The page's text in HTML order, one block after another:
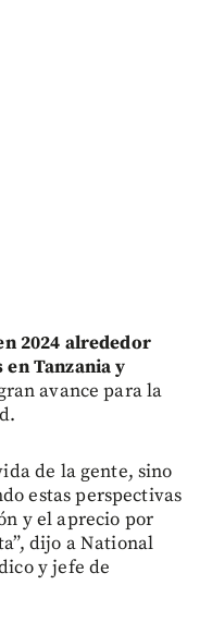
2024 alrededor
Tanzania y
avance para la
de la gente, sino
estas perspectivas
y el aprecio por
dijo a National
y jefe de